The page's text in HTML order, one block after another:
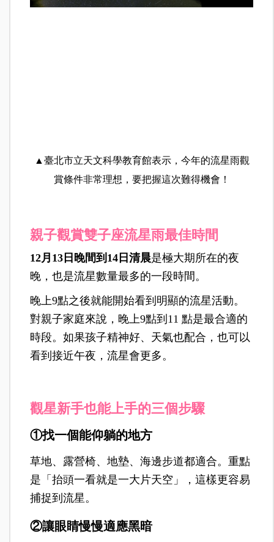
▲臺北市立天文科學教育館表示，今年的流星雨觀
賞條件非常理想，要把握這次難得機會！
親子觀賞雙子座流星雨最佳時間
12月13日晚間到14日清晨是極大期所在的夜
晚，也是流星數量最多的一段時間。
晚上9點之後就能開始看到明顯的流星活動。
對親子家庭來說，晚上9點到11 點是最合適的
時段。如果孩子精神好、天氣也配合，也可以
看到接近午夜，流星會更多。
觀星新手也能上手的三個步驟
①找一個能仰躺的地方
草地、露營椅、地墊、海邊步道都適合。重點
是「抬頭一看就是一大片天空」，這樣更容易
捕捉到流星。
②讓眼睛慢慢適應黑暗